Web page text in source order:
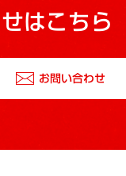
はこちら
お問い合わせ